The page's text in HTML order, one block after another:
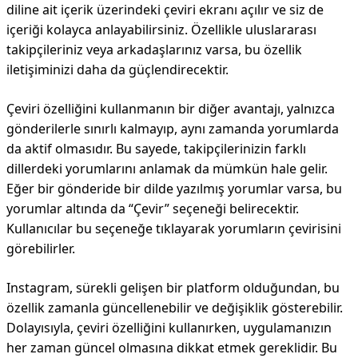
diline ait içerik üzerindeki çeviri ekranı açılır ve siz de
içeriği kolayca anlayabilirsiniz. Özellikle uluslararası
takipçileriniz veya arkadaşlarınız varsa, bu özellik
iletişiminizi daha da güçlendirecektir.
Çeviri özelliğini kullanmanın bir diğer avantajı, yalnızca
gönderilerle sınırlı kalmayıp, aynı zamanda yorumlarda
da aktif olmasıdır. Bu sayede, takipçilerinizin farklı
dillerdeki yorumlarını anlamak da mümkün hale gelir.
Eğer bir gönderide bir dilde yazılmış yorumlar varsa, bu
yorumlar altında da “Çevir” seçeneği belirecektir.
Kullanıcılar bu seçeneğe tıklayarak yorumların çevirisini
görebilirler.
Instagram, sürekli gelişen bir platform olduğundan, bu
özellik zamanla güncellenebilir ve değişiklik gösterebilir.
Dolayısıyla, çeviri özelliğini kullanırken, uygulamanızın
her zaman güncel olmasına dikkat etmek gereklidir. Bu